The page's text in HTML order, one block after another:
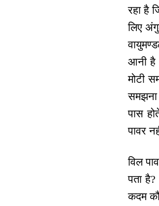
रहा है
लिए
आनी
मोटी
पास
पावर
विल
पता
कदम